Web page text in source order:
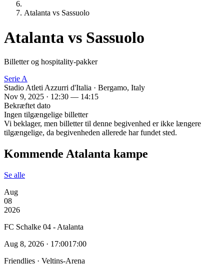
Atalanta vs Sassuolo
Atalanta vs Sassuolo
Billetter og hospitality-pakker
Serie A
Stadio Atleti Azzurri d'Italia · Bergamo, Italy
Nov 9, 2025 · 12:30 — 14:15
Bekræftet dato
Ingen tilgængelige billetter
Vi beklager, men billetter til denne begivenhed er ikke længere
tilgængelige, da begivenheden allerede har fundet sted.
Kommende Atalanta kampe
Se alle
Aug
08
2026
FC Schalke 04 - Atalanta
Aug 8, 2026 · 17:0017:00
Friendlies · Veltins-Arena